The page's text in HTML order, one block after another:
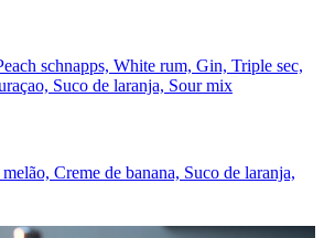
schnapps, White rum, Gin, Triple sec,
Suco de laranja, Sour mix
Creme de banana, Suco de laranja,